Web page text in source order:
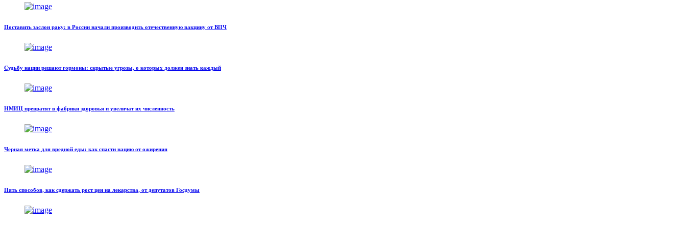
Поставить заслон раку: в России начали производить отечественную вакцину от ВПЧ
Судьбу нации решают гормоны: скрытые угрозы, о которых должен знать каждый
НМИЦ превратят в фабрики здоровья и увеличат их численность
Черная метка для вредной еды: как спасти нацию от ожирения
Пять способов, как сдержать рост цен на лекарства, от депутатов Госдумы